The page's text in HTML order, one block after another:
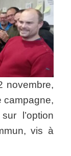
novembre,
campagne,
l’option
vis à